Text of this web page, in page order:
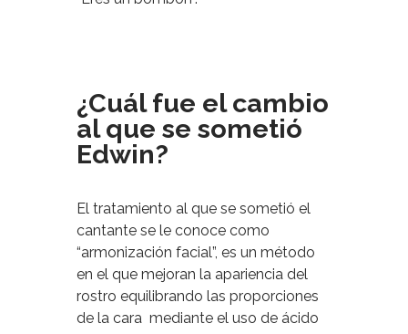
¿Cuál fue el cambio
al que se sometió
Edwin?
El tratamiento al que se sometió el
cantante se le conoce como
“armonización facial”, es un método
en el que mejoran la apariencia del
rostro equilibrando las proporciones
de la cara mediante el uso de ácido